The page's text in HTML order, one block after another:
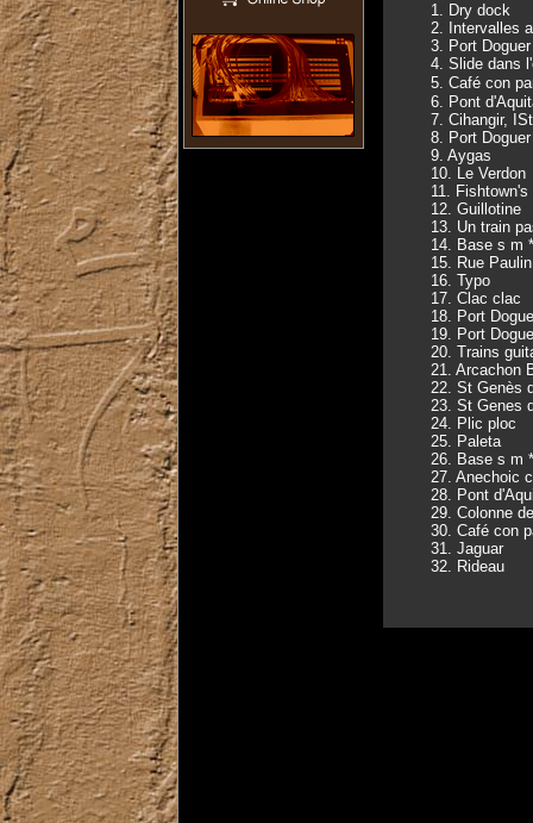
1. Dry dock
2. Intervalles
3. Port Doguer
4. Slide dans
5. Café con
6. Pont
7. Cihangir,
8. Port
9. Aygas
10. Le Verdon
11. Fishtown's
12. Guillotine
13. Un train
14. Base s m
15. Rue Paulin
16. Typo
17. Clac clac
18. Port
19. Port
20. Trains
21. Arcachon
22. St Genès
23. St Genes
24. Plic ploc
25. Paleta
26. Base s m
27. Anechoic
28. Pont
29. Colonne
30. Café con
31. Jaguar
32. Rideau